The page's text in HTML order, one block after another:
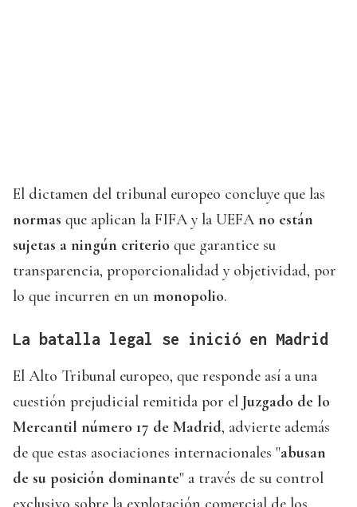
El dictamen del tribunal europeo concluye que las
normas que aplican la FIFA y la UEFA no están
sujetas a ningún criterio que garantice su
transparencia, proporcionalidad y objetividad, por
lo que incurren en un monopolio.
La batalla legal se inició en Madrid
El Alto Tribunal europeo, que responde así a una
cuestión prejudicial remitida por el Juzgado de lo
Mercantil número 17 de Madrid, advierte además
de que estas asociaciones internacionales "abusan
de su posición dominante" a través de su control